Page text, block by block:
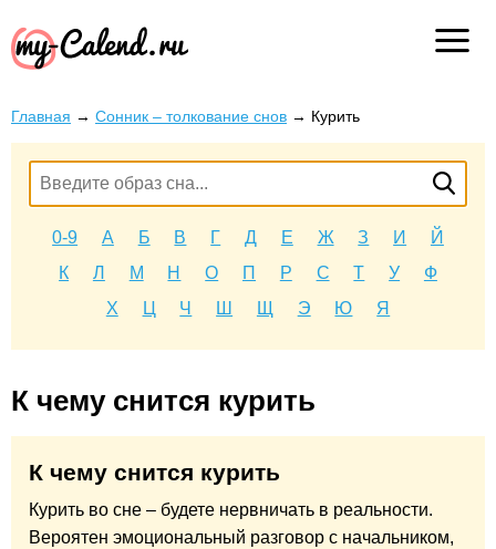
Главная → Сонник – толкование снов → Курить
0-9 А Б В Г Д Е Ж З И
Й
К
Л М Н О П Р С Т У
Ф
Х
Ц Ч Ш Щ Э Ю Я
К чему снится курить
К чему снится курить
Курить во сне – будете нервничать в реальности.
Вероятен эмоциональный разговор с начальником,